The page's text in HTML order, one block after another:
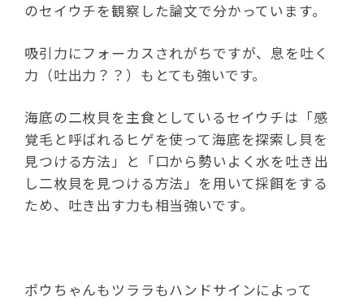
のセイウチを観察した論文で分かっています。
吸引力にフォーカスされがちですが、息を吐く
力（吐出力？？）もとても強いです。
海底の二枚貝を主食としているセイウチは「感
覚毛と呼ばれるヒゲを使って海底を探索し貝を
見つける方法」と「口から勢いよく水を吐き出
し二枚貝を見つける方法」を用いて採餌をする
ため、吐き出す力も相当強いです。
ポウちゃんもツララもハンドサインによって